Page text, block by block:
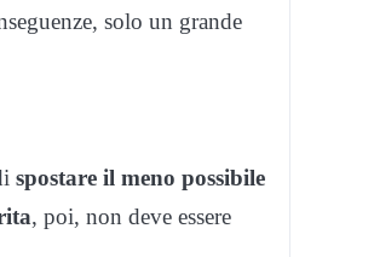
solo un grande
spostare il meno possibile
, poi, non deve essere